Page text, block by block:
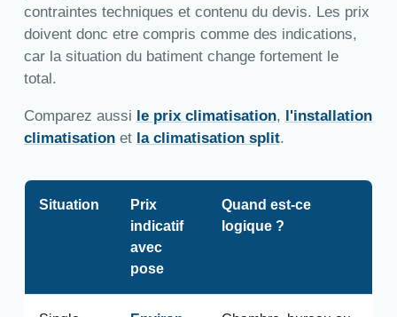
contraintes techniques et contenu du devis. Les prix
doivent donc etre compris comme des indications,
car la situation du batiment change fortement le
total.
Comparez aussi le prix climatisation, l'installation
climatisationet la climatisation split.
Situation
Prix
indicatif
avec
pose
Quand est-ce
logique ?